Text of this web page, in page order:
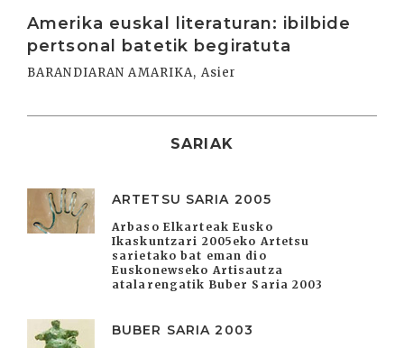
Amerika euskal literaturan: ibilbide
pertsonal batetik begiratuta
BARANDIARAN AMARIKA, Asier
SARIAK
ARTETSU SARIA 2005
Arbaso Elkarteak Eusko
Ikaskuntzari 2005eko Artetsu
sarietako bat eman dio
Euskonewseko Artisautza
atalarengatik Buber Saria 2003
BUBER SARIA 2003